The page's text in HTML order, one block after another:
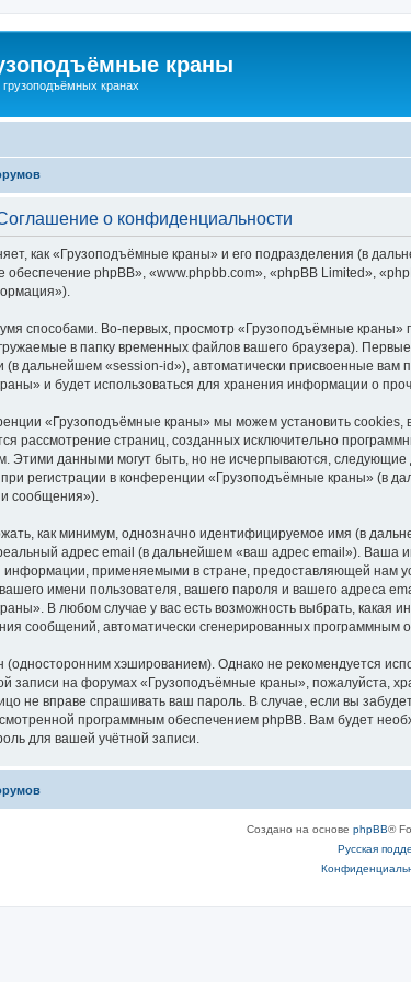
краны
грузоподъёмных кранах
о конфиденциальности
как «Грузоподъёмные краны» и его подразделения (в
phpBB», «www.phpbb.com», «phpBB Limited»,
способами. Во-первых, просмотр «Грузоподъёмные
в папку временных файлов вашего браузера).
дальнейшем «session-id»), автоматически присвоенные
и будет использоваться для хранения информации о
«Грузоподъёмные краны» мы можем установить
рассмотрение страниц, созданных исключительно
Этими данными могут быть, но не исчерпываются,
регистрации в конференции «Грузоподъёмные краны» (в
сообщения»).
как минимум, однозначно идентифицируемое имя (в
адрес email (в дальнейшем «ваш адрес email»).
применяемыми в стране, предоставляющей нам
имени пользователя, вашего пароля и вашего адреса
В любом случае у вас есть возможность выбрать, какая
сообщений, автоматически сгенерированных программным
хэшированием). Однако не рекомендуется
записи на форумах «Грузоподъёмные краны», пожалуйста,
не вправе спрашивать ваш пароль. В случае, если вы
программным обеспечением phpBB. Вам будет
для вашей учётной записи.
Создано на основе phpBB®
Русская